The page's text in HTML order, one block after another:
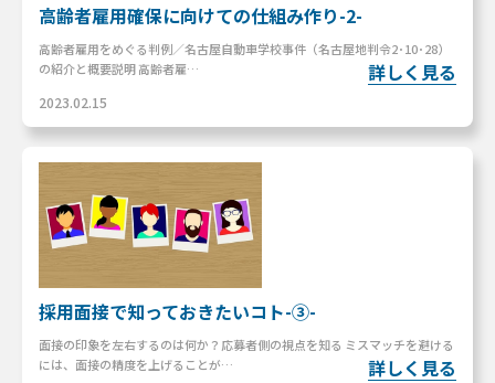
高齢者雇用確保に向けての仕組み作り-2-
高齢者雇用をめぐる判例／名古屋自動車学校事件（名古屋地判令2･10･28）
の紹介と概要説明 高齢者雇…
詳しく見る
2023.02.15
採用面接で知っておきたいコト-③-
面接の印象を左右するのは何か？応募者側の視点を知る ミスマッチを避ける
には、面接の精度を上げることが…
詳しく見る